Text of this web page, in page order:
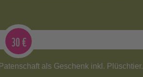
30€
als Geschenk inkl. Plüschtier.